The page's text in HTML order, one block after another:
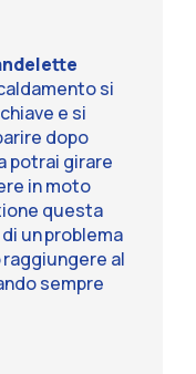
si
e si
dopo
potrai girare
in moto
questa
un problema
al
sempre